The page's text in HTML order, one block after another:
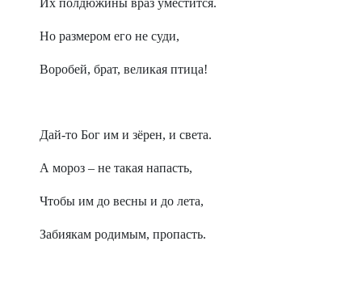
Их полдюжины враз уместится.
Но размером его не суди,
Воробей, брат, великая птица!
Дай-то Бог им и зёрен, и света.
А мороз – не такая напасть,
Чтобы им до весны и до лета,
Забиякам родимым, пропасть.